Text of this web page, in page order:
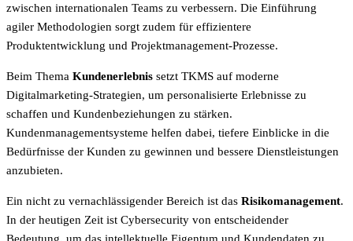
zwischen internationalen Teams zu verbessern. Die Einführung
agiler Methodologien sorgt zudem für effizientere
Produktentwicklung und Projektmanagement-Prozesse.
Beim Thema Kundenerlebnis setzt TKMS auf moderne
Digitalmarketing-Strategien, um personalisierte Erlebnisse zu
schaffen und Kundenbeziehungen zu stärken.
Kundenmanagementsysteme helfen dabei, tiefere Einblicke in die
Bedürfnisse der Kunden zu gewinnen und bessere Dienstleistungen
anzubieten.
Ein nicht zu vernachlässigender Bereich ist das Risikomanagement.
In der heutigen Zeit ist Cybersecurity von entscheidender